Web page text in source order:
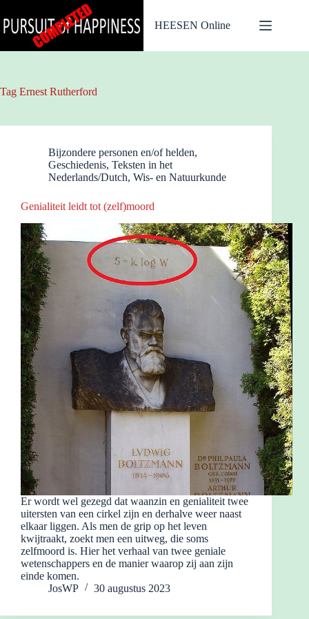
naar
de
HEESEN Online
Tag Ernest Rutherford
Bijzondere personen en/of helden,
Geschiedenis, Teksten in het
Nederlands/Dutch, Wis- en Natuurkunde
Genialiteit leidt tot (zelf)moord
Er wordt wel gezegd dat waanzin en genialiteit twee
uitersten van een cirkel zijn en derhalve weer naast
elkaar liggen. Als men de grip op het leven
kwijtraakt, zoekt men een uitweg, die soms
zelfmoord is. Hier het verhaal van twee geniale
wetenschappers en de manier waarop zij aan zijn
einde komen.
JosWP
30 augustus 2023